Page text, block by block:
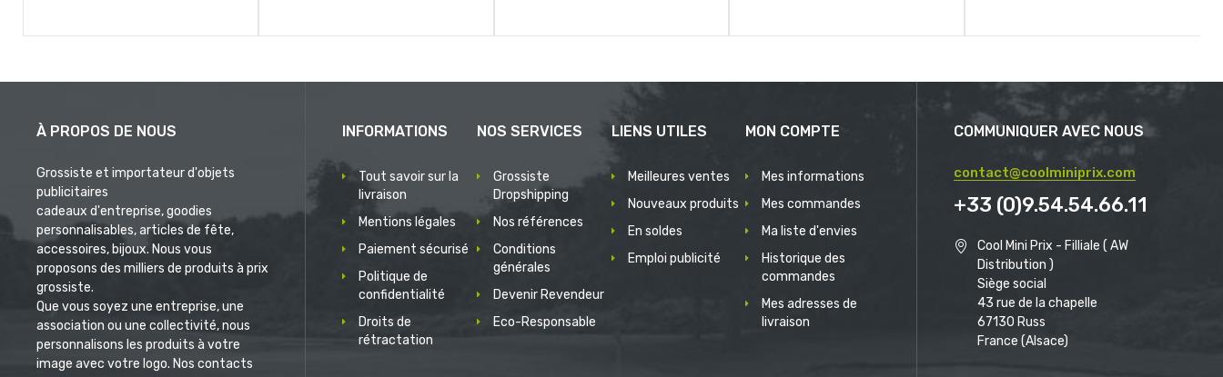
À PROPOS DE NOUS
Grossiste et importateur d'objets
publicitaires
cadeaux d'entreprise, goodies
personnalisables, articles de fête,
accessoires, bijoux. Nous vous
proposons des milliers de produits à prix
grossiste.
Que vous soyez une entreprise, une
association ou une collectivité, nous
personnalisons les produits à votre
image avec votre logo. Nos contacts
COMMUNIQUER AVEC NOUS
contact@coolminiprix.com
+33 (0)9.54.54.66.11
Cool Mini Prix - Filliale ( AW
Distribution )
Siège social
43 rue de la chapelle
67130 Russ
France (Alsace)
INFORMATIONS
Tout savoir sur la
livraison
Mentions légales
Paiement sécurisé
Politique de
confidentialité
Droits de
rétractation
NOS SERVICES
Grossiste
Dropshipping
Nos références
Conditions
générales
Devenir Revendeur
Eco-Responsable
LIENS UTILES
Meilleures ventes
Nouveaux produits
En soldes
Emploi publicité
MON COMPTE
Mes informations
Mes commandes
Ma liste d'envies
Historique des
commandes
Mes adresses de
livraison